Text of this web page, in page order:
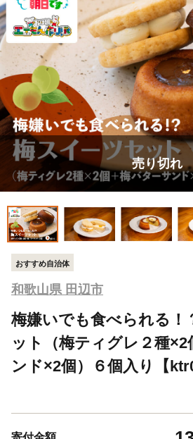
売り切れ
おすすめ自治体
和歌山県 田辺市
梅嫌いでも食べられる！
ット（梅ティグレ２種×2
ンド×2個）６個入り【